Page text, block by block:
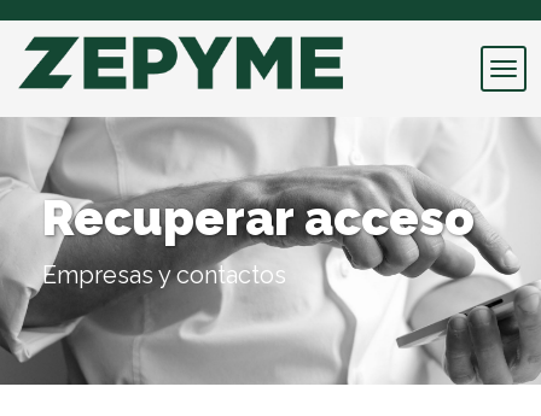
Recuperar acceso
Empresas y contactos